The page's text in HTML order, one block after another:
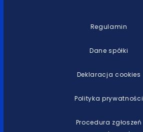
Regulamin
Dane spółki
Deklaracja cookies
Polityka prywatności
Procedura zgłoszeń